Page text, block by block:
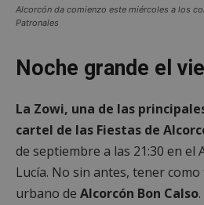
Alcorcón da comienzo este miércoles a los
Patronales
Noche grande el
La Zowi, una de las
cartel de las Fiestas de
de septiembre a las 21:30 en el
Lucía. No sin antes, tener
urbano de Alcorcón Bon Calso